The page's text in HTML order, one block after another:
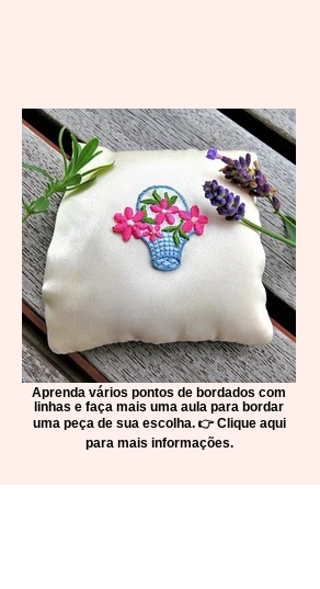
Aprenda vários pontos de bordados com
linhas e faça mais uma aula para bordar
uma peça de sua escolha. 👉 Clique aqui
para mais informações.